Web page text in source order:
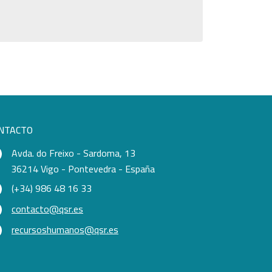
Avda. do Freixo - Sardoma, 13
36214 Vigo - Pontevedra - España
(+34) 986 48 16 33
contacto@qsr.es
recursoshumanos@qsr.es